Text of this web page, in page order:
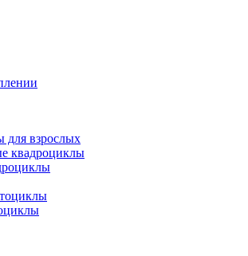
для взрослых
квадроциклы